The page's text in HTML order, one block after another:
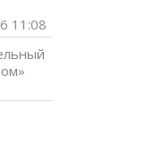
11:08